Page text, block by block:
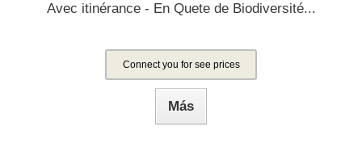
Avec itinérance - En Quete de Biodiversité...
Connect you for see prices
Más